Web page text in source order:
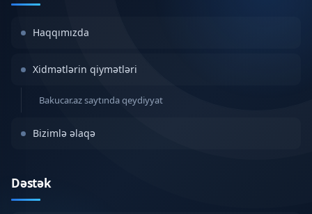
Haqqımızda
Xidmətlərin qiymətləri
Bakucar.az saytında qeydiyyat
Bizimlə əlaqə
Dəstək